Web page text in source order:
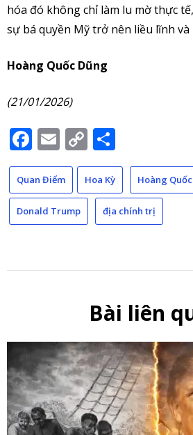
hóa đó không chỉ làm lu mờ thực
sự bá quyền Mỹ trở nên liều lĩnh
Hoàng Quốc Dũng
(21/01/2026)
Facebook
Email
Copy
Link
Quan Điểm Hoa Kỳ Hoàng
Donald Trump địa chính trị
Bài liên